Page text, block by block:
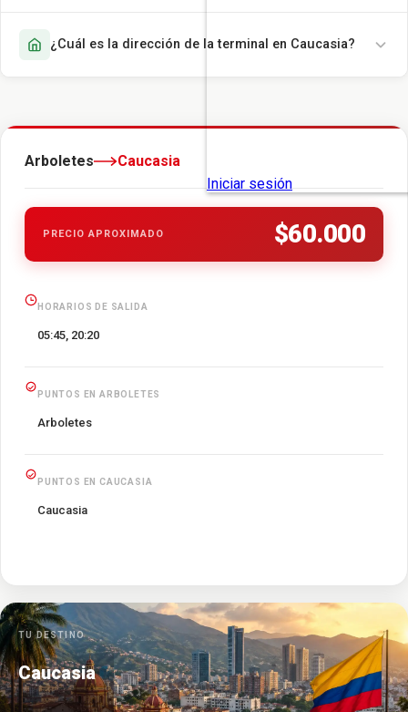
¿Cuál es la dirección de la terminal en Caucasia?
Arboletes Caucasia
PRECIO APROXIMADO $60.000
HORARIOS DE SALIDA
05:45, 20:20
PUNTOS EN ARBOLETES
Arboletes
PUNTOS EN CAUCASIA
Caucasia
TU DESTINO
Caucasia